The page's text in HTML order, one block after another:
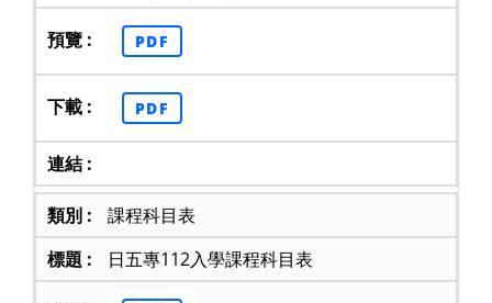
PDF
PDF
課程科目表
日五專112入學課程科目表